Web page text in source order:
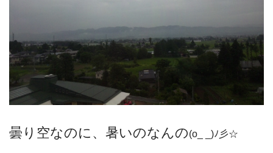
曇り空なのに、暑いのなんの(o_ _)ﾉ彡☆